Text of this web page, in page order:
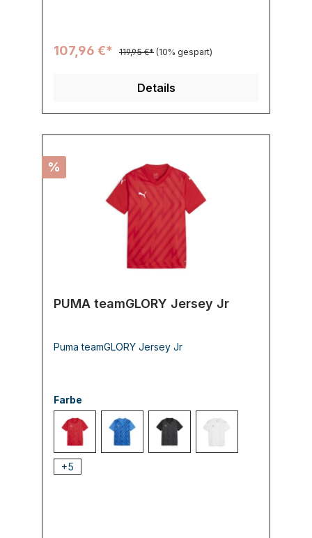
107,96 €* 119,95 €* (10% gespart)
Details
%
PUMA teamGLORY Jersey Jr
Puma teamGLORY Jersey Jr
Farbe
001 PUMA Red-PUMA White-Strong
002 Electric Blue Lemonade-PUM
003 PUMA Black-PUMA
+5